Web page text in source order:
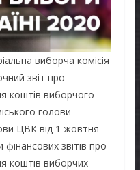
виборча комісія
звіт про
коштів виборчого
голови
ЦВК від 1 жовтня
звітів про
коштів виборчих